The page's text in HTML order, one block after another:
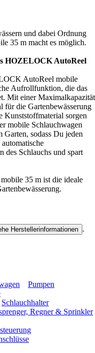
und dabei Ordnung
35 m macht es möglich.
HOZELOCK AutoReel
AutoReel mobile
Aufrollfunktion, die das
Mit einer Maximalkapazität
für die Gartenbewässerung
Kunststoffmaterial sorgen
mobile Schlauchwagen
sodass Du jeden
des Schlauchs und spart
35 m ist die ideale
Herstellerinformationen .
Pumpen
Schlauchhalter
Regner & Sprinkler